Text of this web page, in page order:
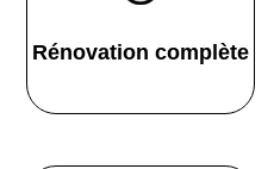
Rénovation complète